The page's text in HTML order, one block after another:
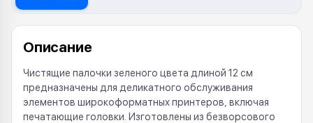
Описание
Чистящие палочки зеленого цвета длиной 12 см
предназначены для деликатного обслуживания
элементов широкоформатных принтеров, включая
печатающие головки. Изготовлены из безворсового